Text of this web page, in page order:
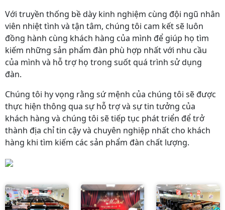
Với truyền thống bề dày kinh nghiệm cùng đội ngũ nhân
viên nhiệt tình và tận tâm, chúng tôi cam kết sẽ luôn
đồng hành cùng khách hàng của mình để giúp họ tìm
kiếm những sản phẩm đàn phù hợp nhất với nhu cầu
của mình và hỗ trợ họ trong suốt quá trình sử dụng
đàn.
Chúng tôi hy vọng rằng sứ mệnh của chúng tôi sẽ được
thực hiện thông qua sự hỗ trợ và sự tin tưởng của
khách hàng và chúng tôi sẽ tiếp tục phát triển để trở
thành địa chỉ tin cậy và chuyên nghiệp nhất cho khách
hàng khi tìm kiếm các sản phẩm đàn chất lượng.